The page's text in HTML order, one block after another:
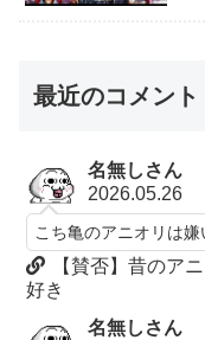
最近のコメント
名無しさん
2026.05.26
こち亀のアニオリは嫌
【賛否】昔のア
好き
名無しさん